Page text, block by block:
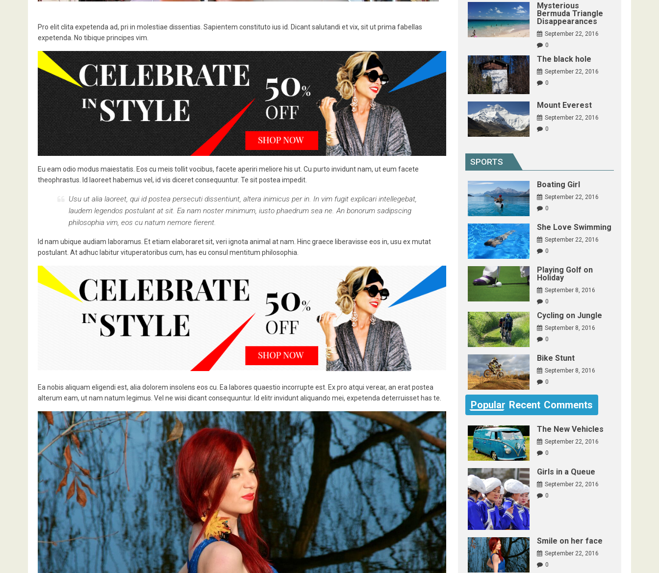
Pro elit clita expetenda ad, pri in molestiae dissentias. Sapientem constituto ius id. Dicant salutandi et vix, sit ut prima fabellas
expetenda. No tibique principes vim.
Eu eam odio modus maiestatis. Eos cu meis tollit vocibus, facete aperiri meliore his ut. Cu purto invidunt nam, ut eum facete
theophrastus. Id laoreet habemus vel, id vis diceret consequuntur. Te sit postea impedit.
Usu ut alia laoreet, qui id postea persecuti dissentiunt, altera inimicus per in. In vim fugit explicari intellegebat,
laudem legendos postulant at sit. Ea nam noster minimum, iusto phaedrum sea ne. An bonorum sadipscing
philosophia vim, eos cu natum nemore fierent.
Id nam ubique audiam laboramus. Et etiam elaboraret sit, veri ignota animal at nam. Hinc graece liberavisse eos in, usu ex mutat
postulant. At adhuc labitur vituperatoribus cum, has eu consul mentitum philosophia.
Ea nobis aliquam eligendi est, alia dolorem insolens eos cu. Ea labores quaestio incorrupte est. Ex pro atqui verear, an erat postea
alterum eam, ut nam natum legimus. Vel ne wisi dicant consequuntur. Id elitr invidunt aliquando mei, expetenda deterruisset has te.
Mysterious
Bermuda Triangle
Disappearances
September 22, 2016
0
The black hole
September 22, 2016
0
Mount Everest
September 22, 2016
0
SPORTS
Boating Girl
September 22, 2016
0
She Love Swimming
September 22, 2016
0
Playing Golf on
Holiday
September 8, 2016
0
Cycling on Jungle
September 8, 2016
0
Bike Stunt
September 8, 2016
0
Popular Recent Comments
The New Vehicles
September 22, 2016
0
Girls in a Queue
September 22, 2016
0
Smile on her face
September 22, 2016
0